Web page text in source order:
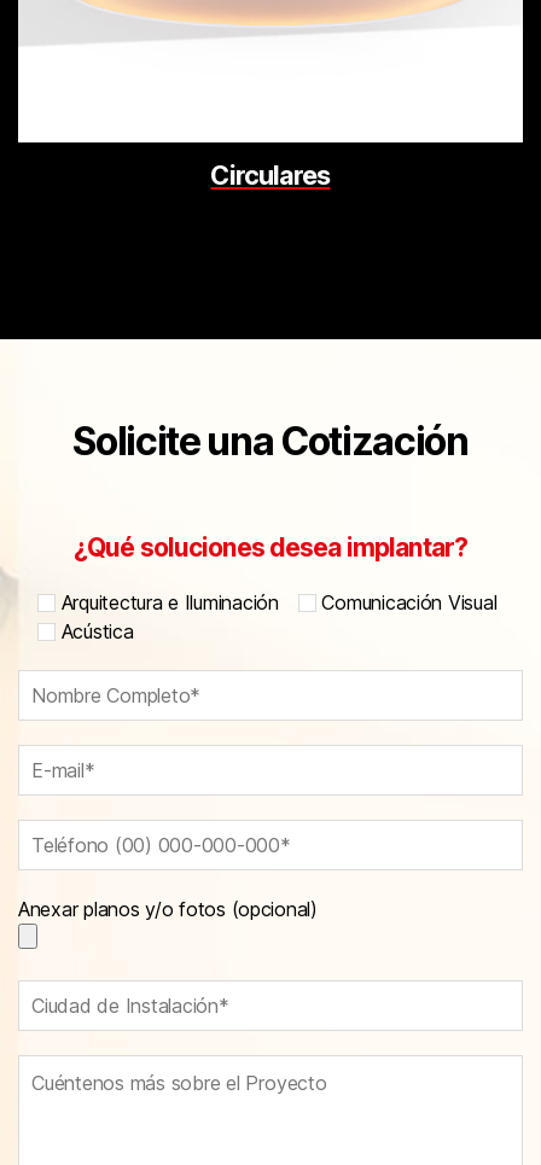
Circulares
Solicite una Cotización
¿Qué soluciones desea implantar?
Arquitectura e Iluminación
Comunicación Visual
Acústica
Anexar planos y/o fotos (opcional)